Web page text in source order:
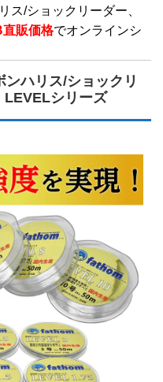
ス/ショックリーダー、
販価格でオンラインシ
ンハリス/ショックリ
シリーズ